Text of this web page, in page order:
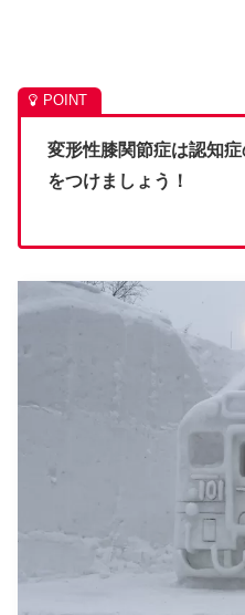
変形性膝関節症は認知
をつけましょう！